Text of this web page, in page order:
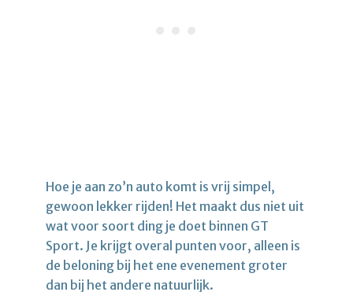
Hoe je aan zo’n auto komt is vrij simpel,
gewoon lekker rijden! Het maakt dus niet uit
wat voor soort ding je doet binnen GT
Sport. Je krijgt overal punten voor, alleen is
de beloning bij het ene evenement groter
dan bij het andere natuurlijk.